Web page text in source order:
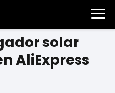
solar
AliExpress